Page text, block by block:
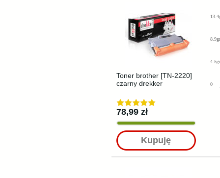
Toner brother [TN-2220]
czarny drekker
78,99 zł
Kupuję
8.9gr
4.5gr
0